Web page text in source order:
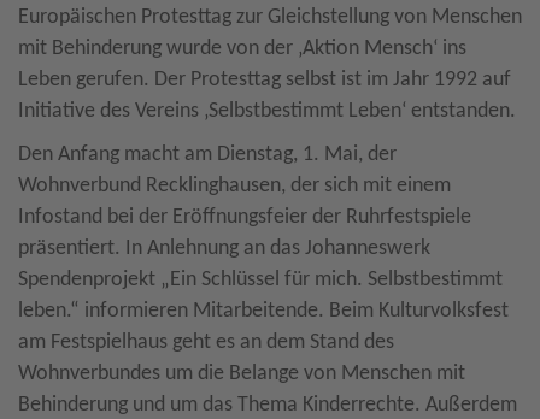
Europäischen Protesttag zur Gleichstellung von Menschen
mit Behinderung wurde von der ‚Aktion Mensch‘ ins
Leben gerufen. Der Protesttag selbst ist im Jahr 1992 auf
Initiative des Vereins ‚Selbstbestimmt Leben‘ entstanden.
Den Anfang macht am Dienstag, 1. Mai, der
Wohnverbund Recklinghausen, der sich mit einem
Infostand bei der Eröffnungsfeier der Ruhrfestspiele
präsentiert. In Anlehnung an das Johanneswerk
Spendenprojekt „Ein Schlüssel für mich. Selbstbestimmt
leben.“ informieren Mitarbeitende. Beim Kulturvolksfest
am Festspielhaus geht es an dem Stand des
Wohnverbundes um die Belange von Menschen mit
Behinderung und um das Thema Kinderrechte. Außerdem